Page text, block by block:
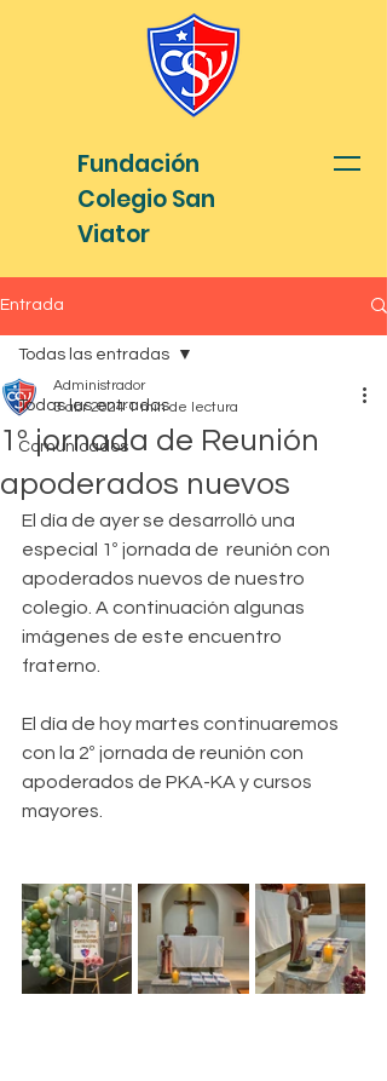
Fundación
Colegio San
Viator
Entrada
Todas las entradas
Comunicados
Todas las entradas
1º jornada de Reunión
apoderados nuevos
Administrador
3 abr 2024 1 min de lectura
El día de ayer se desarrolló una
especial 1º jornada de  reunión con
apoderados nuevos de nuestro
colegio. A continuación algunas
imágenes de este encuentro
fraterno.
El día de hoy martes continuaremos
con la 2º jornada de reunión con
apoderados de PKA-KA y cursos
mayores.